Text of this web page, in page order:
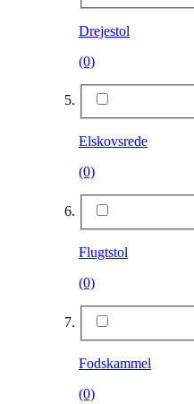
Drejestol
(0)
Elskovsrede
(0)
Flugtstol
(0)
Fodskammel
(0)